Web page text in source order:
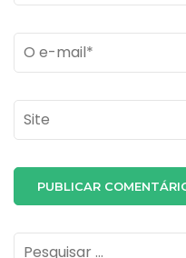
Email *
Site
Pesquisar